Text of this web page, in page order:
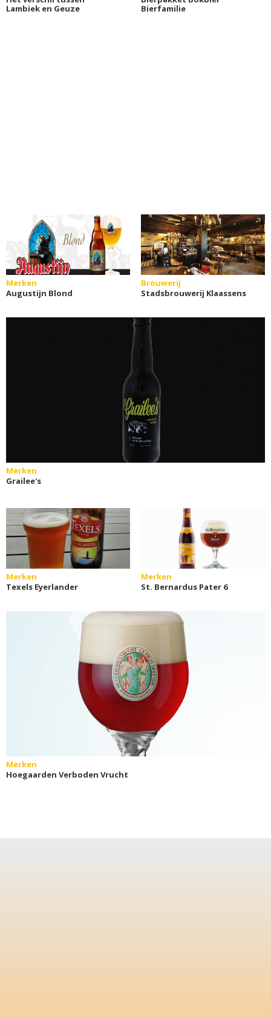
Lambiek en Geuze
Bierfamilie
Merken
Augustijn Blond
Brouwerij
Stadsbrouwerij Klaassens
Merken
Grailee's
Merken
Texels Eyerlander
Merken
St. Bernardus Pater 6
Merken
Hoegaarden Verboden Vrucht